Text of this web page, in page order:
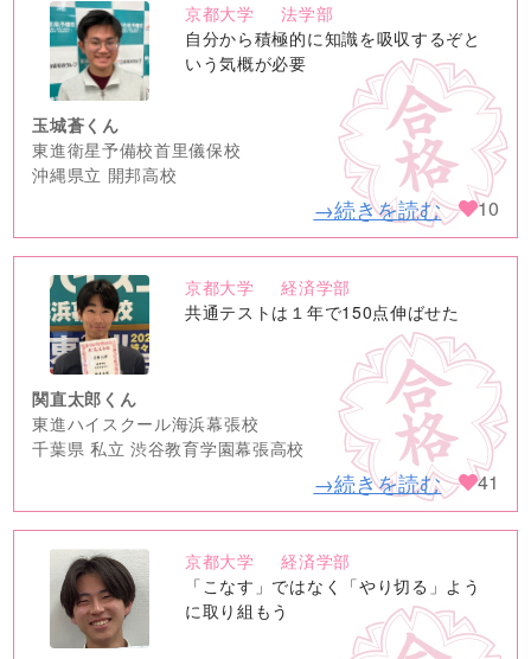
no
image
京都大学
法学部
自分から積極的に知識を吸収するぞと
いう気概が必要
玉城蒼くん
東進衛星予備校首里儀保校
沖縄県立 開邦高校
→続きを読む 10
no
image
京都大学
経済学部
共通テストは１年で150点伸ばせた
関直太郎くん
東進ハイスクール海浜幕張校
千葉県 私立 渋谷教育学園幕張高校
→続きを読む 41
no
image
京都大学
経済学部
「こなす」ではなく「やり切る」よう
に取り組もう